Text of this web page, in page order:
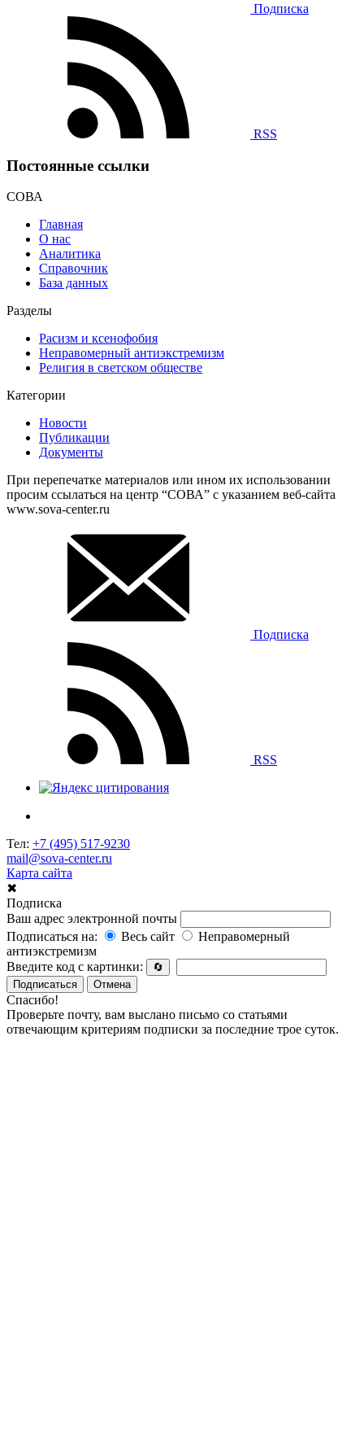
Подписка
RSS
Постоянные ссылки
СОВА
Главная
О нас
Аналитика
Справочник
База данных
Разделы
Расизм и ксенофобия
Неправомерный антиэкстремизм
Религия в светском обществе
Категории
Новости
Публикации
Документы
При перепечатке материалов или ином их использовании
просим ссылаться на центр “СОВА” с указанием веб-сайта
www.sova-center.ru
Подписка
RSS
Тел: +7 (495) 517-9230
mail@sova-center.ru
Карта сайта
✖
Подписка
Ваш адрес электронной почты
Подписаться на:
Весь сайт
Неправомерный
антиэкстремизм
Введите код с картинки:
🔄
Подписаться
Отмена
Спасибо!
Проверьте почту, вам выслано письмо со статьями
отвечающим критериям подписки за последние трое суток.